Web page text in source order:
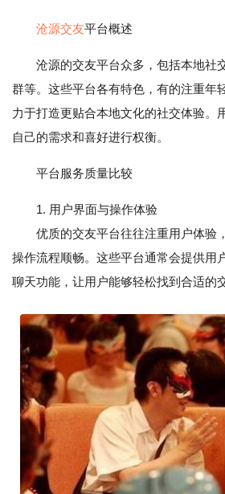
沧源交友平台概述
沧源的交友平台众多，包括本地社
群等。这些平台各有特色，有的注重年
力于打造更贴合本地文化的社交体验。
自己的需求和喜好进行权衡。
平台服务质量比较
1. 用户界面与操作体验
优质的交友平台往往注重用户体验，
操作流程顺畅。这些平台通常会提供用
聊天功能，让用户能够轻松找到合适的